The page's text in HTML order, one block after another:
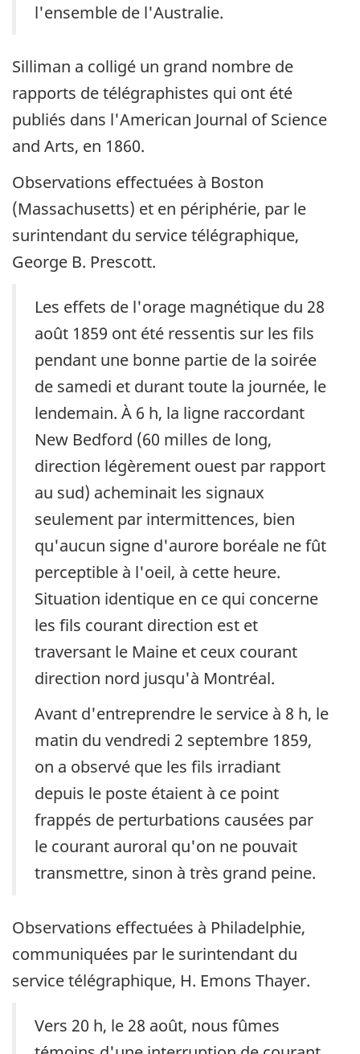
l'ensemble de l'Australie.
Silliman a colligé un grand nombre de
rapports de télégraphistes qui ont été
publiés dans l'American Journal of Science
and Arts, en 1860.
Observations effectuées à Boston
(Massachusetts) et en périphérie, par le
surintendant du service télégraphique,
George B. Prescott.
Les effets de l'orage magnétique du 28
août 1859 ont été ressentis sur les fils
pendant une bonne partie de la soirée
de samedi et durant toute la journée, le
lendemain. À 6 h, la ligne raccordant
New Bedford (60 milles de long,
direction légèrement ouest par rapport
au sud) acheminait les signaux
seulement par intermittences, bien
qu'aucun signe d'aurore boréale ne fût
perceptible à l'oeil, à cette heure.
Situation identique en ce qui concerne
les fils courant direction est et
traversant le Maine et ceux courant
direction nord jusqu'à Montréal.
Avant d'entreprendre le service à 8 h, le
matin du vendredi 2 septembre 1859,
on a observé que les fils irradiant
depuis le poste étaient à ce point
frappés de perturbations causées par
le courant auroral qu'on ne pouvait
transmettre, sinon à très grand peine.
Observations effectuées à Philadelphie,
communiquées par le surintendant du
service télégraphique, H. Emons Thayer.
Vers 20 h, le 28 août, nous fûmes